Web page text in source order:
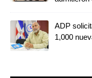
ADP
1,000